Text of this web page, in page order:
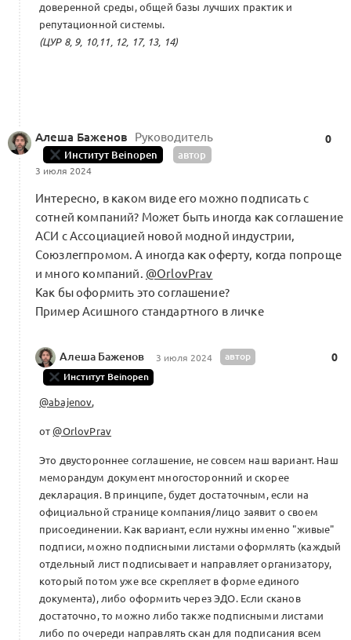
доверенной среды, общей базы лучших практик и
репутационной системы.
(ЦУР 8, 9, 10,11, 12, 17, 13, 14)
Алеша Баженов Руководитель
Институт Beinopen автор
3 июля 2024
0
Интересно, в каком виде его можно подписать с
сотней компаний? Может быть иногда как соглашение
АСИ с Ассоциацией новой модной индустрии,
Союзлегпромом. А иногда как оферту, когда попроще
и много компаний. @OrlovPrav
Как бы оформить это соглашение?
Пример Асишного стандартного в личке
Алеша Баженов 3 июля 2024
автор
Институт Beinopen
0
@abajenov,
от@OrlovPrav
Это двустороннее соглашение, не совсем наш вариант. Наш
меморандум документ многосторонний и скорее
декларация. В принципе, будет достаточным, если на
официальной странице компания/лицо заявит о своем
присоединении. Как вариант, если нужны именно "живые"
подписи, можно подписными листами оформлять (каждый
отдельный лист подписывает и направляет организатору,
который потом уже все скрепляет в форме единого
документа), либо оформить через ЭДО. Если сканов
достаточно, то можно либо также подписными листами
либо по очереди направлять скан для подписания всем